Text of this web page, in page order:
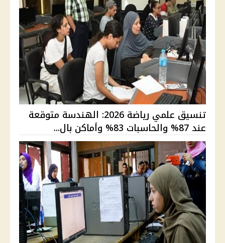
تنسيق علمي رياضة 2026: الهندسة متوقعة
عند 87% والحاسبات 83% وأماكن بال...